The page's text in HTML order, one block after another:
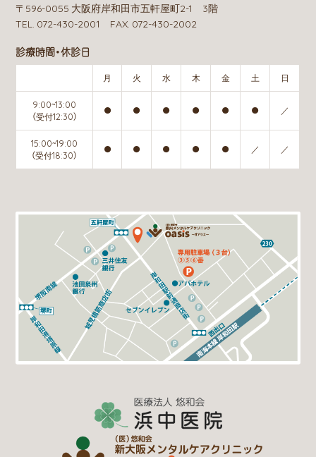
〒596-0055 大阪府岸和田市五軒屋町2-1 3階
TEL. 072-430-2001 FAX. 072-430-2002
診療時間・休診日
月 火 水 木 金 土 日
9:00~13:00
（受付12:30）
● ● ● ● ● ● ／
15:00~19:00
（受付18:30）
● ● ● ● ● ／ ／